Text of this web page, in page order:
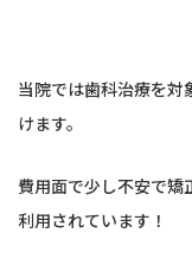
当院では歯科治療を対
けます。
費用面で少し不安で矯
利用されています！